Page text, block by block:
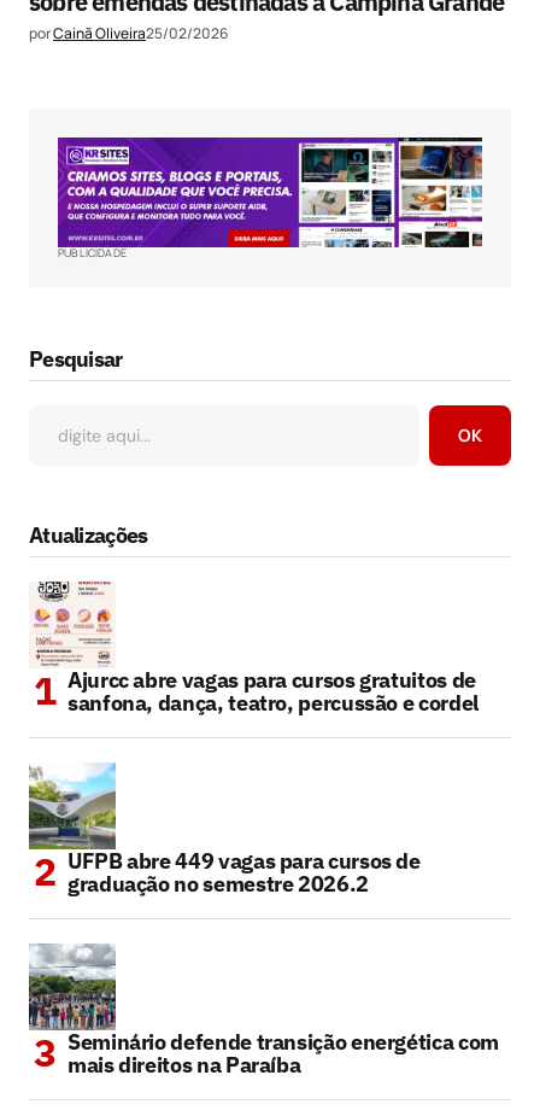
porCainã Oliveira25/02/2026
PUBLICIDADE
Pesquisar
OK
Atualizações
Ajurcc abre vagas para cursos gratuitos de
sanfona, dança, teatro, percussão e cordel
UFPB abre 449 vagas para cursos de
graduação no semestre 2026.2
Seminário defende transição energética com
mais direitos na Paraíba